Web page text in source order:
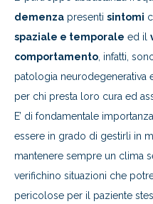
demenza presenti sintomi
spaziale e temporale ed il
comportamento , infatti,
patologia neurodegenerativa
per chi presta loro cura ed
E’ di fondamentale
essere in grado di gestirli in
mantenere sempre un clima
verifichino situazioni che
pericolose per il paziente